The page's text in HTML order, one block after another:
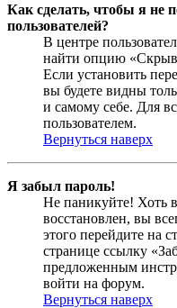
Как сделать, чтобы я не
пользователей?
В центре
найти опцию
Если установить
вы будете видны
и самому себе. Для
пользователем.
Вернуться наверх
Я забыл пароль!
Не паникуйте! Хоть
восстановлен, вы
этого перейдите на
странице ссылку
предложенным
войти на форум.
Вернуться наверх